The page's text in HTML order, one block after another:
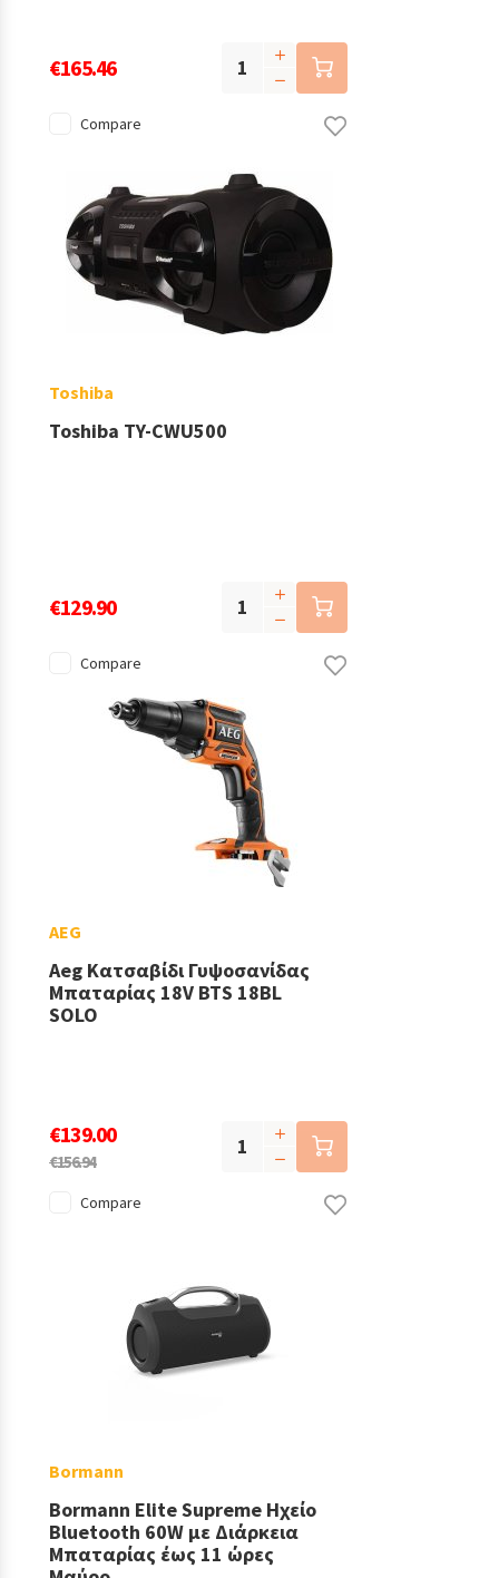
€165.46
Compare
Toshiba
Toshiba TY-CWU500
€129.90
Compare
AEG
Aeg Κατσαβίδι Γυψοσανίδας
Μπαταρίας 18V BTS 18BL
SOLO
€139.00
€156.94
Compare
Bormann
Bormann Elite Supreme Ηχείο
Bluetooth 60W με Διάρκεια
Μπαταρίας έως 11 ώρες